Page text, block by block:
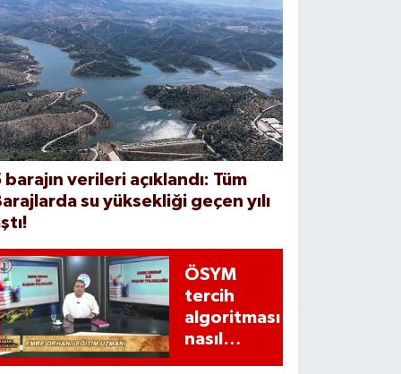
barajın verileri açıklandı: Tüm
su yüksekliği geçen yılı
ÖSYM
tercih
algoritması
nasıl